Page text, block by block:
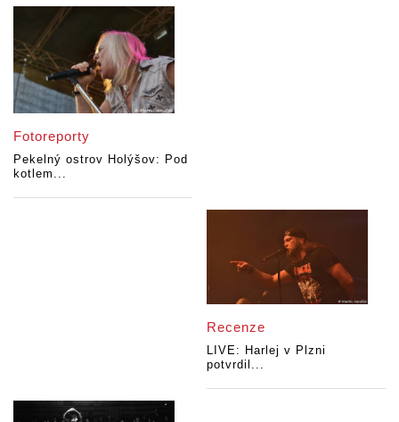
Fotoreporty
Pekelný ostrov Holýšov: Pod
kotlem...
Recenze
LIVE: Harlej v Plzni
potvrdil...